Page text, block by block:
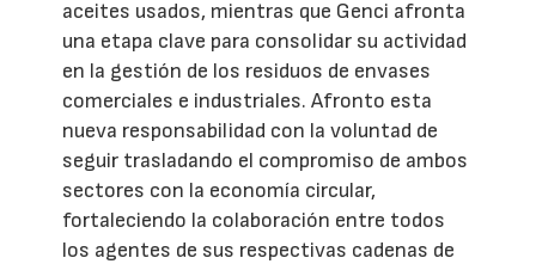
aceites usados, mientras que Genci afronta
una etapa clave para consolidar su actividad
en la gestión de los residuos de envases
comerciales e industriales. Afronto esta
nueva responsabilidad con la voluntad de
seguir trasladando el compromiso de ambos
sectores con la economía circular,
fortaleciendo la colaboración entre todos
los agentes de sus respectivas cadenas de